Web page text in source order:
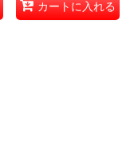
カートに入れる